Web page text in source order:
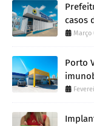
casos
Março
Porto